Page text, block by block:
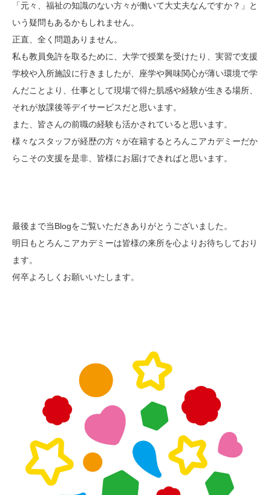
「元々、福祉の知識のない方々が働いて大丈夫なんですか？」と
いう疑問もあるかもしれません。
正直、全く問題ありません。
私も教員免許を取るために、大学で授業を受けたり、実習で支援
学校や入所施設に行きましたが、座学や興味関心が薄い環境で学
んだことより、仕事として現場で得た肌感や経験が生きる場所、
それが放課後等デイサービスだと思います。
また、皆さんの前職の経験も活かされていると思います。
様々なスタッフが経歴の方々が在籍するとろんこアカデミーだか
らこその支援を是非、皆様にお届けできればと思います。
最後まで当Blogをご覧いただきありがとうございました。
明日もとろんこアカデミーは皆様の来所を心よりお待ちしており
ます。
何卒よろしくお願いいたします。